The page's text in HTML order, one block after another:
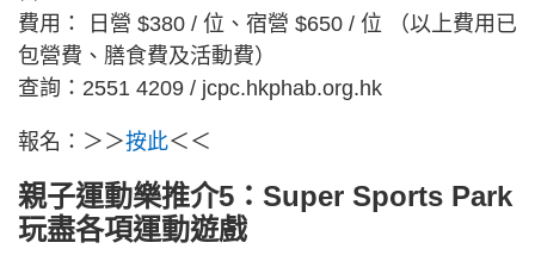
費用： 日營 $380 / 位、宿營 $650 / 位 （以上費用已
包營費、膳食費及活動費）
查詢：2551 4209 / jcpc.hkphab.org.hk
報名：＞＞按此＜＜
親子運動樂推介5：Super Sports Park
玩盡各項運動遊戲